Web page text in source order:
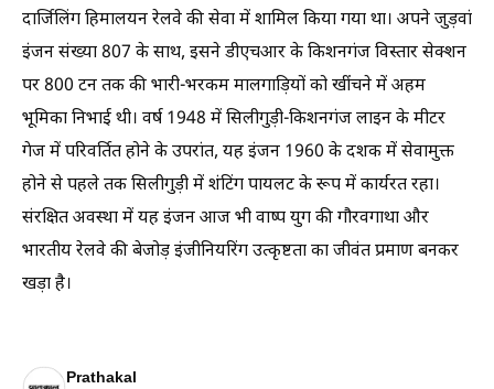
दार्जिलिंग हिमालयन रेलवे की सेवा में शामिल किया गया था। अपने जुड़वां
इंजन संख्या 807 के साथ, इसने डीएचआर के किशनगंज विस्तार सेक्शन
पर 800 टन तक की भारी-भरकम मालगाड़ियों को खींचने में अहम
भूमिका निभाई थी। वर्ष 1948 में सिलीगुड़ी-किशनगंज लाइन के मीटर
गेज में परिवर्तित होने के उपरांत, यह इंजन 1960 के दशक में सेवामुक्त
होने से पहले तक सिलीगुड़ी में शंटिंग पायलट के रूप में कार्यरत रहा।
संरक्षित अवस्था में यह इंजन आज भी वाष्प युग की गौरवगाथा और
भारतीय रेलवे की बेजोड़ इंजीनियरिंग उत्कृष्टता का जीवंत प्रमाण बनकर
खड़ा है।
Prathakal